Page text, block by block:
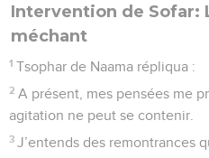
Intervention de Sofar:
méchant
1 Tsophar de Naama répliqua :
2 A présent, mes pensées me
agitation ne peut se contenir.
3 J’entends des remontrances